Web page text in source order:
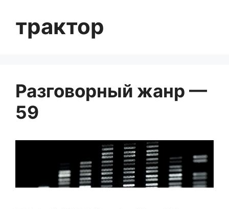
трактор
Разговорный жанр —
59